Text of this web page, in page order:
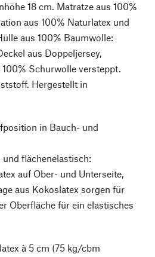
18 cm. Matratze aus 100%
aus 100% Naturlatex und
aus 100% Baumwolle:
aus Doppeljersey,
Schurwolle versteppt.
Hergestellt in
in Bauch- und
flächenelastisch:
auf Ober- und Unterseite,
aus Kokoslatex sorgen für
Oberfläche für ein elastisches
à 5 cm (75 kg/cbm